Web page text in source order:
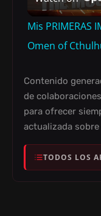
Mis PRIMERAS
Omen of
Contenido
de
para ofrecer
actualizada
TODOS LOS